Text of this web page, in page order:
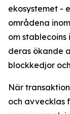
ekosystemet -
områdena
om
deras ökande
blockkedjor
När
och avvecklas